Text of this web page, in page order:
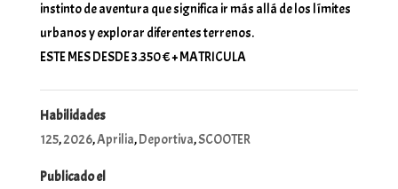
instinto de aventura que significa ir más allá de los límites
urbanos y explorar diferentes terrenos.
ESTE MES DESDE 3.350 € + MATRICULA
Habilidades
125,2026,Aprilia,Deportiva,SCOOTER
Publicado el